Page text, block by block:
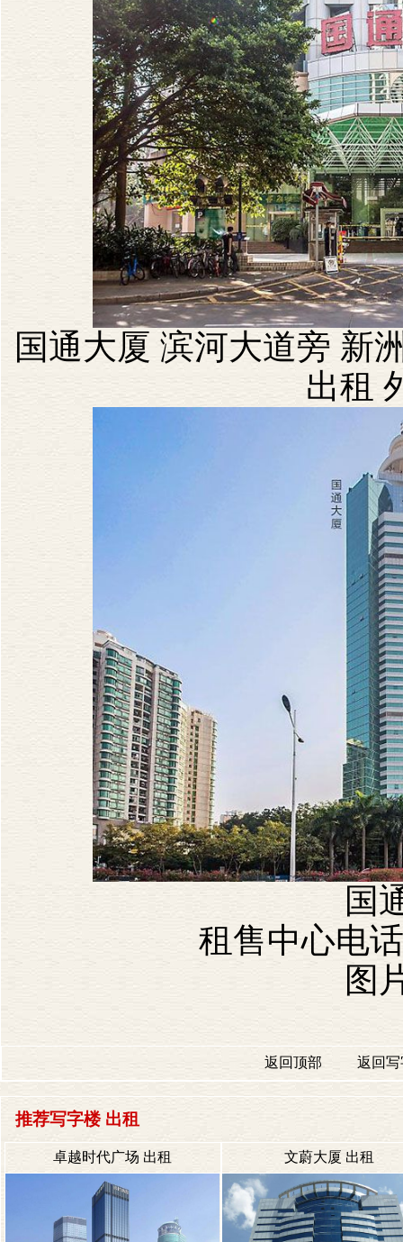
国通大厦 滨河大道旁 新
出租
国
租售中心电
图
返回顶部 返回
推荐写字楼 出租
卓越时代广场 出租 文蔚大厦 出租